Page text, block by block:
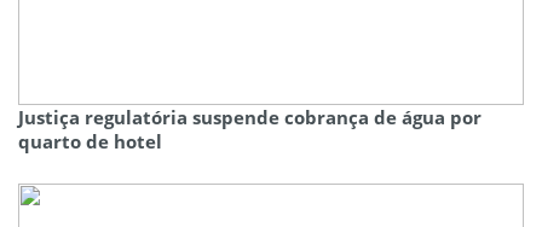
Justiça regulatória suspende cobrança de água por
quarto de hotel